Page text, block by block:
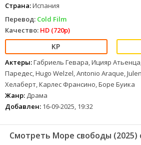
Страна:Испания
Перевод: Cold Film
Качество: HD (720p)
Актеры:Габриель Гевара, Ицияр
Паредес, Hugo Welzel, Antonio Araque,
Хелаберт, Карлес Франсино, Боре Буика
Жанр: Драма
Добавлен: 16-09-2025, 19:32
Смотреть Море свободы (2025)